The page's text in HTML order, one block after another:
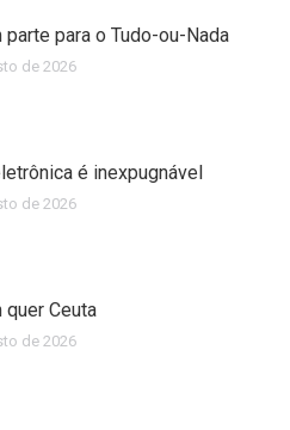
parte para o Tudo-ou-Nada
de 2026
é inexpugnável
de 2026
quer Ceuta
de 2026